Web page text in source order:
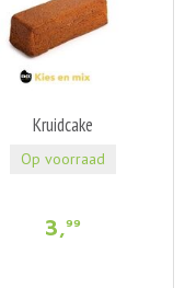
Kruidcake
3,99
Op voorraad